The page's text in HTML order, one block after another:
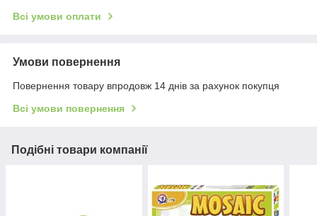
Всі умови оплати
Умови повернення
Повернення товару впродовж 14 днів за рахунок покупця
Всі умови повернення
Подібні товари компанії